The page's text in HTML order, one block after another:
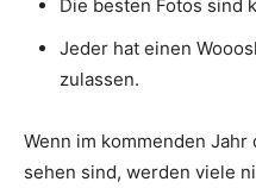
Die besten Fotos sind
Jeder hat einen
zulassen.
Wenn im kommenden
sehen sind, werden viele